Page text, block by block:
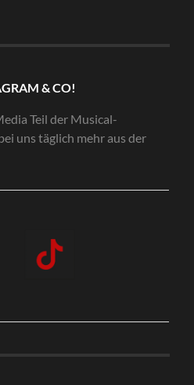
& CO!
Teil der Musical-
uns täglich mehr aus der